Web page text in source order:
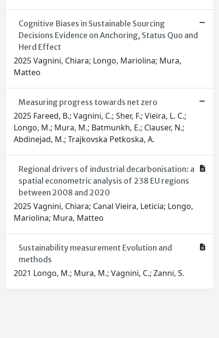
Cognitive Biases in Sustainable Sourcing
Decisions Evidence on Anchoring, Status Quo and
Herd Effect
2025 Vagnini, Chiara; Longo, Mariolina; Mura,
Matteo
Measuring progress towards net zero
2025 Fareed, B.; Vagnini, C.; Sher, F.; Vieira, L. C.;
Longo, M.; Mura, M.; Batmunkh, E.; Clauser, N.;
Abdinejad, M.; Trajkovska Petkoska, A.
Regional drivers of industrial decarbonisation: a
spatial econometric analysis of 238 EU regions
between 2008 and 2020
2025 Vagnini, Chiara; Canal Vieira, Leticia; Longo,
Mariolina; Mura, Matteo
Sustainability measurement Evolution and
methods
2021 Longo, M.; Mura, M.; Vagnini, C.; Zanni, S.